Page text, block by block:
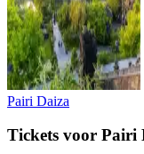
Pairi Daiza
Tickets voor Pairi